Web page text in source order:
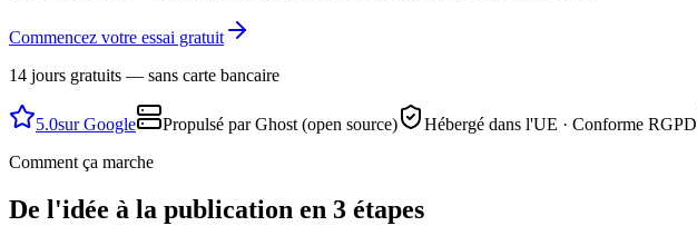
Commencez votre essai gratuit
14 jours gratuits — sans carte bancaire
5.0sur Google Propulsé par Ghost (open source) Hébergé dans l'UE · Conforme RGPD
Comment ça marche
De l'idée à la publication en 3 étapes